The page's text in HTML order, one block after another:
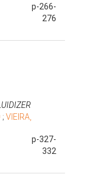
p-266-
276
; VIEIRA,
p-327-
332